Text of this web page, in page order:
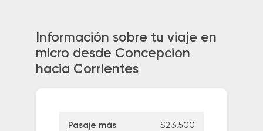
Información sobre tu viaje en
micro desde Concepcion
hacia Corrientes
Pasaje más
$23.500